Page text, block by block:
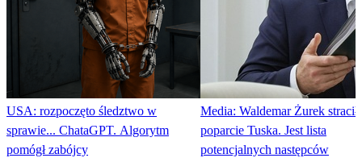
USA: rozpoczęto śledztwo w
sprawie... ChataGPT. Algorytm
pomógł zabójcy
Media: Waldemar Żurek stracił
poparcie Tuska. Jest lista
potencjalnych następców